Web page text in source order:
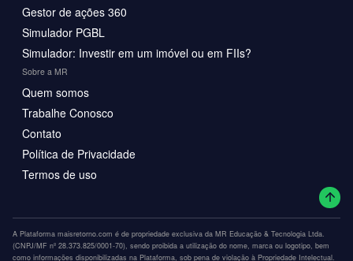
Gestor de ações 360
Simulador PGBL
Simulador: Investir em um imóvel ou em FIIs?
Sobre a MR
Quem somos
Trabalhe Conosco
Contato
Política de Privacidade
Termos de uso
A Plataforma maisretorno.com é de propriedade exclusiva da MR Educação & Tecnologia Ltda.
(CNPJ/MF nº 28.373.825/0001-70), sendo proibida a utilização do nome, marca ou logotipo, bem
como informações disponibilizadas na Plataforma, sob pena de violação à Propriedade Intelectual.